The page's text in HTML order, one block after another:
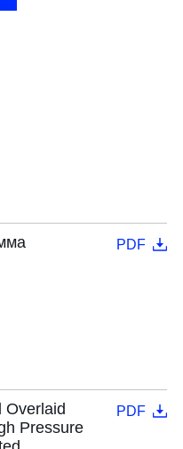
PDF
Overlaid
Pressure
PDF